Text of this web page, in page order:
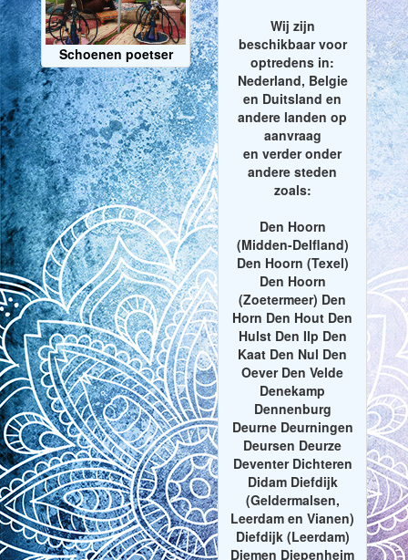
Schoenen poetser
Wij zijn
beschikbaar voor
optredens in:
Nederland, Belgie
en Duitsland en
andere landen op
aanvraag
en verder onder
andere steden
zoals:
Den Hoorn
(Midden-Delfland)
Den Hoorn (Texel)
Den Hoorn
(Zoetermeer) Den
Horn Den Hout Den
Hulst Den Ilp Den
Kaat Den Nul Den
Oever Den Velde
Denekamp
Dennenburg
Deurne Deurningen
Deursen Deurze
Deventer Dichteren
Didam Diefdijk
(Geldermalsen,
Leerdam en Vianen)
Diefdijk (Leerdam)
Diemen Diepenheim